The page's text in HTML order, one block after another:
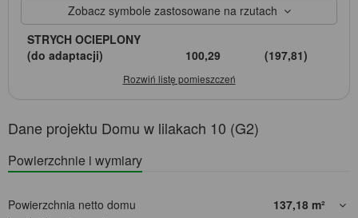
Zobacz symbole zastosowane na rzutach
STRYCH OCIEPLONY
(do adaptacji)
100,29 (197,81)
Dane projektu Domu w lilakach 10 (G2)
Powierzchnie i wymiary
Powierzchnia netto domu
137,18 m²